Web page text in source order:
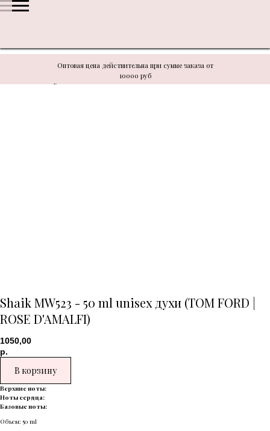
Оптовая цена действительна при сумме заказа от
10000 руб
В связи с техническими моментами цену уточнять у
Shaik MW523 - 50 ml unisex духи (TOM FORD |
ROSE D'AMALFI)
1050,00
р.
В корзину
Верхние ноты:
Ноты сердца:
Базовые ноты:
Объем: 50 ml